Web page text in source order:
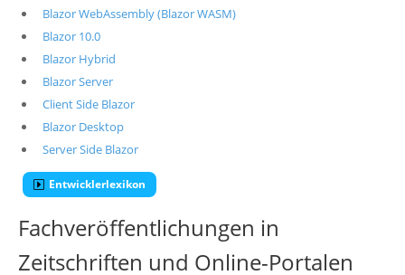
Blazor WebAssembly (Blazor WASM)
Blazor 10.0
Blazor Hybrid
Blazor Server
Client Side Blazor
Blazor Desktop
Server Side Blazor
Entwicklerlexikon
Fachveröffentlichungen in
Zeitschriften und Online-Portalen